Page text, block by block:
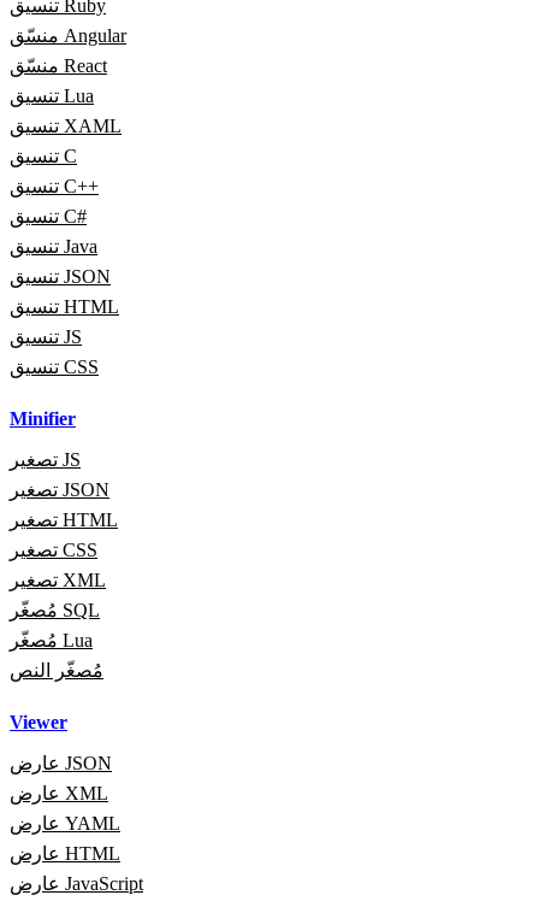
تنسيق Ruby
منسّق Angular
منسّق React
تنسيق Lua
تنسيق XAML
تنسيق C
تنسيق C++
تنسيق C#
تنسيق Java
تنسيق JSON
تنسيق HTML
تنسيق JS
تنسيق CSS
Minifier
تصغير JS
تصغير JSON
تصغير HTML
تصغير CSS
تصغير XML
مُصغّر SQL
مُصغّر Lua
مُصغّر النص
Viewer
عارض JSON
عارض XML
عارض YAML
عارض HTML
عارض JavaScript